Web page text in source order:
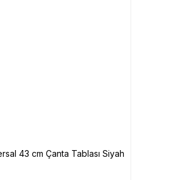
43 cm Çanta Tablası Siyah